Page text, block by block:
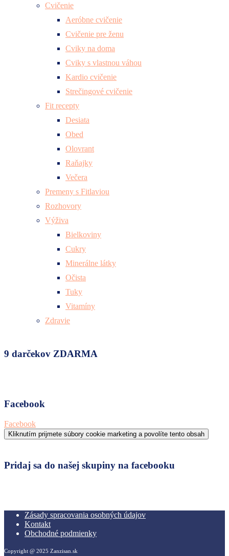
Cvičenie
Aeróbne cvičenie
Cvičenie pre ženu
Cviky na doma
Cviky s vlastnou váhou
Kardio cvičenie
Strečingové cvičenie
Fit recepty
Desiata
Obed
Olovrant
Raňajky
Večera
Premeny s Fitlaviou
Rozhovory
Výživa
Bielkoviny
Cukry
Minerálne látky
Očista
Tuky
Vitamíny
Zdravie
9 darčekov ZDARMA
Facebook
Facebook
Kliknutím prijmete súbory cookie marketing a povolíte tento obsah
Pridaj sa do našej skupiny na facebooku
Zásady spracovania osobných údajov
Kontakt
Obchodné podmienky
Copyright @ 2025 Zanzisan.sk